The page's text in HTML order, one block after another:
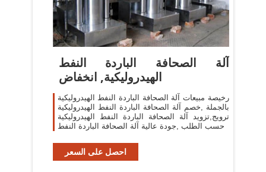
آلة الصحافة الباردة النفط
الهيدروليكية, انخفاض
رخيصة مبيعات آلة الصحافة الباردة النفط الهيدروليكية
بالجملة ,خصم آلة الصحافة الباردة النفط الهيدروليكية
ترويج,تزويد آلة الصحافة الباردة النفط الهيدروليكية
حسب الطلب ,جودة عالية آلة الصحافة الباردة النفط
احصل على السعر